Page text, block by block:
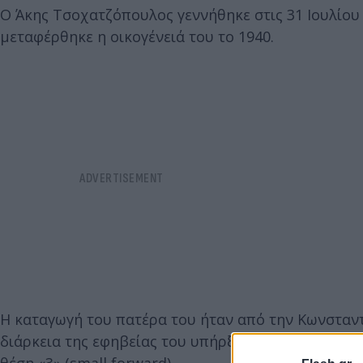
Ο Άκης Τσοχατζόπουλος γεννήθηκε στις 31
μεταφέρθηκε η οικογένειά του το 1940.
Η καταγωγή του πατέρα του ήταν από την
διάρκεια της εφηβείας του υπήρξε